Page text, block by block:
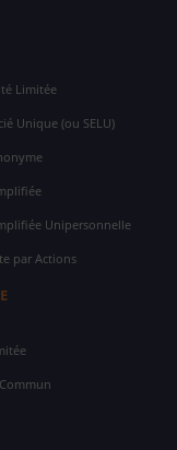
Limitée
Unique (ou SELU)
Unipersonnelle
par Actions